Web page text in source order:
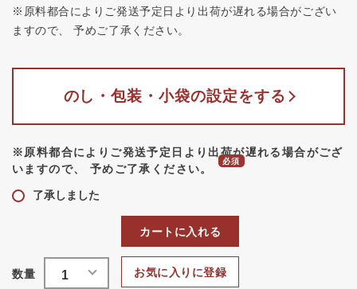
※原料都合によりご発送予定日より出荷が遅れる場合がござい
ますので、 予めご了承ください。
のし・包装・小袋の設定をする
※原料都合によりご発送予定日より出荷が遅れる場合がござ
いますので、 予めご了承ください。
了承しました
お気に入りに登録
カートに入れる